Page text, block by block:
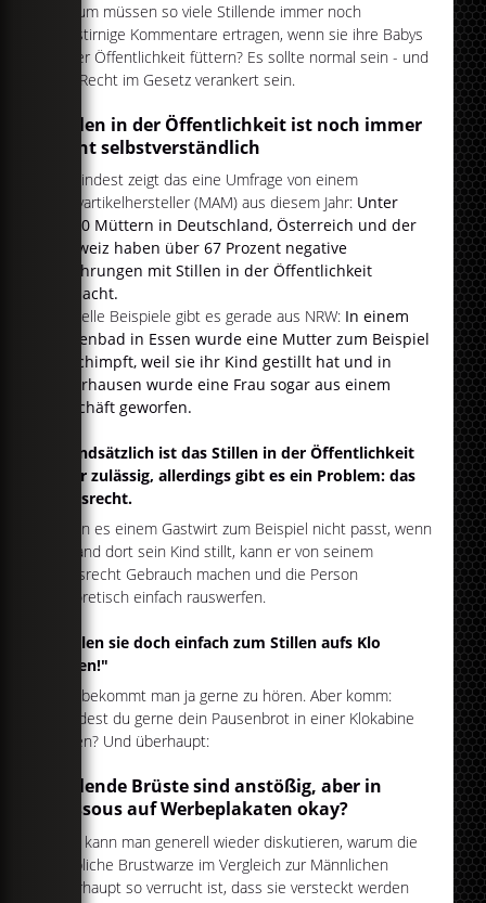
Warum müssen so viele Stillende immer noch
engstirnige Kommentare ertragen, wenn sie ihre Babys
in der Öffentlichkeit füttern? Es sollte normal sein - und
das Recht im Gesetz verankert sein.
Stillen in der Öffentlichkeit ist noch immer
nicht selbstverständlich
Zumindest zeigt das eine Umfrage von einem
Babyartikelhersteller (MAM) aus diesem Jahr: Unter
1.900 Müttern in Deutschland, Österreich und der
Schweiz haben über 67 Prozent negative
Erfahrungen mit Stillen in der Öffentlichkeit
gemacht.
Aktuelle Beispiele gibt es gerade aus NRW: In einem
Hallenbad in Essen wurde eine Mutter zum Beispiel
beschimpft, weil sie ihr Kind gestillt hat und in
Oberhausen wurde eine Frau sogar aus einem
Geschäft geworfen.
Grundsätzlich ist das Stillen in der Öffentlichkeit
zwar zulässig, allerdings gibt es ein Problem: das
Hausrecht.
Wenn es einem Gastwirt zum Beispiel nicht passt, wenn
jemand dort sein Kind stillt, kann er von seinem
Hausrecht Gebrauch machen und die Person
theoretisch einfach rauswerfen.
"Sollen sie doch einfach zum Stillen aufs Klo
gehen!"
Das bekommt man ja gerne zu hören. Aber komm:
Würdest du gerne dein Pausenbrot in einer Klokabine
essen? Und überhaupt:
Stillende Brüste sind anstößig, aber in
Dessous auf Werbeplakaten okay?
Jetzt kann man generell wieder diskutieren, warum die
weibliche Brustwarze im Vergleich zur Männlichen
überhaupt so verrucht ist, dass sie versteckt werden